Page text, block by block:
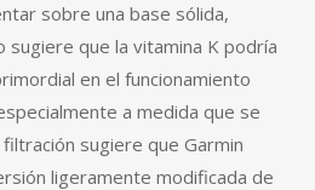
sobre una base sólida,
sugiere que la vitamina K podría
en el funcionamiento
a medida que se
sugiere que Garmin
ligeramente modificada de